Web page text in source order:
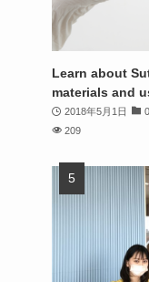
Learn about
materials and
2018年5月1日
209